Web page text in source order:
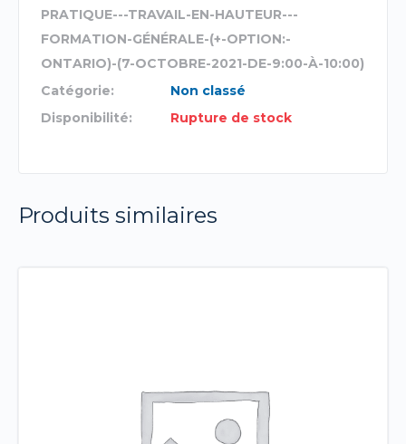
PRATIQUE---TRAVAIL-EN-HAUTEUR---
FORMATION-GÉNÉRALE-(+-OPTION:-
ONTARIO)-(7-OCTOBRE-2021-DE-9:00-À-10:00)
Catégorie:
Non classé
Disponibilité:
Rupture de stock
Produits similaires